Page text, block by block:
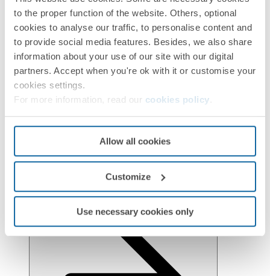
to the proper function of the website. Others, optional
cookies to analyse our traffic, to personalise content and
to provide social media features. Besides, we also share
information about your use of our site with our digital
partners. Accept when you're ok with it or customise your
cookies settings.
For more information, read our cookies policy
Allow all cookies
Customize
Use necessary cookies only
Installation et Maintenance